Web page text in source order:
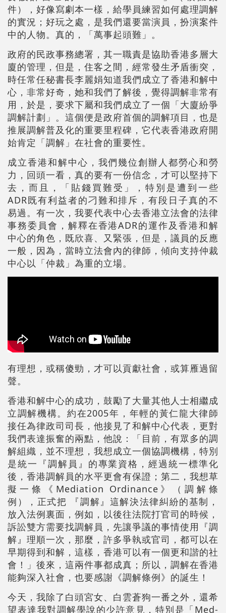
件），好像寫劇本一樣，給學員練習如何處理調解
的實況；好玩之處，是我們還要當演員，扮演案件
中的人物。真的，「萬事起頭難」。
政府的民政事務總署，其一職責是協助香港多層大
廈的管理，但是，住客之間，經常發生矛盾衝突，
時任常任秘書長李麗娟知道我們成立了香港和解中
心，非常好奇，她和我們了解後，覺得調解非常有
用，於是，要求下屬和我們成立了一個「大廈紛爭
調解計劃」。這個便是政府首個的調解項目，也是
推展調解普及化的重要里程碑，它代表香港政府開
始肯定「調解」在社會的重要性。
成立香港和解中心，我們幾位創辦人都勞心和勞
力，回頭一看，真的要有一份信念，才可以堅持下
去，而且，「貼錢買難受」，特別是遭到一些
ADR既有利益者的刁難和排斥，有段日子真的不
易過。有一次，我要代表中心去香港立法會的法律
事務委員會，解釋在香港ADR的運作及香港和解
中心的角色，既欣喜、又緊張，但是，議員的反應
一般，因為，當時立法會內的律師，傾向支持仲裁
中心以「仲裁」為重的立場。
有理想，或稱傻勁，才可以貢獻社會，或算雁過留
聲。
香港和解中心的成功，鼓勵了大量其他人士相繼成
立調解機構。約在2005年，年輕的黃仁龍大律師
接任為律政司司長，他接見了和解中心代表，更對
我們表達振奮的兩點，他說：「目前，有眾多的調
解組織，並不理想，我想成立一個協調機構，特別
是統一『調解員』的專業資格，經過統一標準化
後，香港調解員的水平更會有保證；第二，我想草
擬一條《Mediation Ordinance》（調解條
例），正式把 『調解』這解決法律糾紛的基制，
放入法例裏面，例如，以後往法院打官司的時候，
訴訟雙方需要找調解員，先讓爭議的事情使用『調
解』理順一次，那麼，許多爭執或官司，都可以在
早期得到和解，這樣，香港可以有一個更和諧的社
會！」後來，這兩件事都成真；所以，調解在香港
能夠深入社會，也要感謝《調解條例》的誕生！
今天，我除了白頭宮女、白雲蒼狗一番之外，還希
望表達我對調解學說的少許意見，特別是「Med-